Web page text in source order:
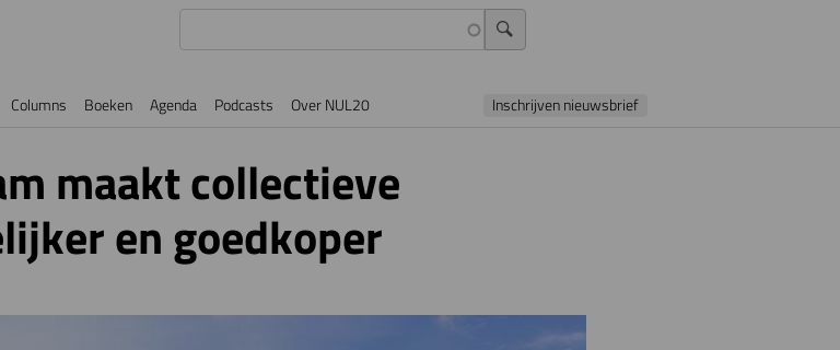
Columns Boeken Agenda Podcasts Over NUL20 Inschrijven nieuwsbrief
maakt collectieve
en goedkoper